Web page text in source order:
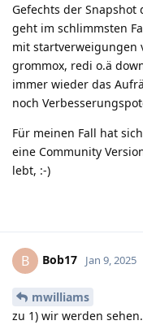
Gefechts der
geht im schlimmsten
mit startverweigungen
grommox, redi o.ä
immer wieder das
noch
Für meinen Fall hat
eine Community
lebt, :-)
B Bob17 Jan 9, 2025
mwilliams
zu 1) wir werden